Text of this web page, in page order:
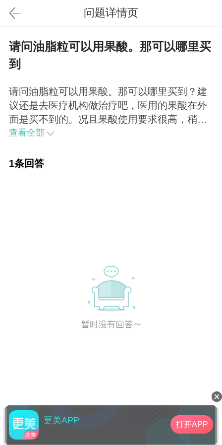
问题详情页
请问油脂粒可以用果酸。那可以哪里买
到
请问油脂粒可以用果酸。那可以哪里买到？建
议还是去医疗机构做治疗吧，医用的果酸在外
面是买不到的。况且果酸使用要求很高，稍不
慎就会损伤皮肤，不建议自己在家用。
查看全部
1条回答
更美APP 打开APP